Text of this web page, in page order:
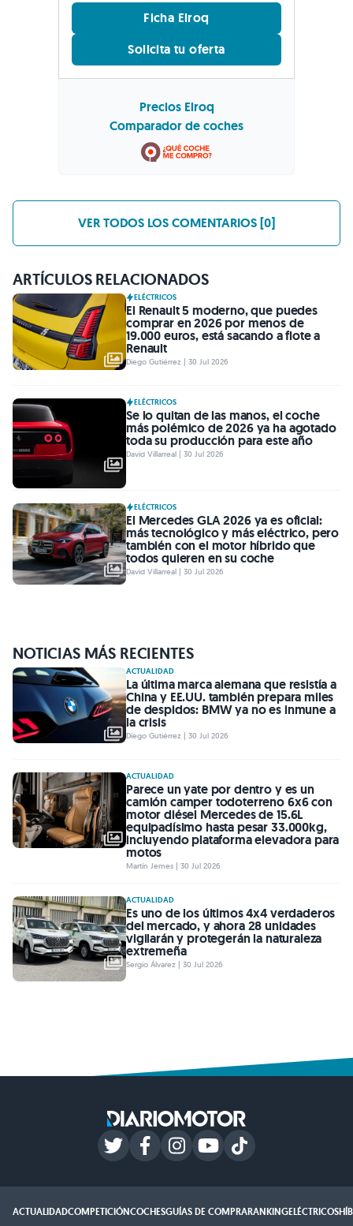
Ficha Elroq
Solicita tu oferta
Precios Elroq
Comparador de coches
VER TODOS LOS COMENTARIOS [0]
ARTÍCULOS RELACIONADOS
ELÉCTRICOS
El Renault 5 moderno, que puedes
comprar en 2026 por menos de
19.000 euros, está sacando a flote a
Renault
Diego Gutiérrez | 30 Jul 2026
ELÉCTRICOS
Se lo quitan de las manos, el coche
más polémico de 2026 ya ha agotado
toda su producción para este año
David Villarreal | 30 Jul 2026
ELÉCTRICOS
El Mercedes GLA 2026 ya es oficial:
más tecnológico y más eléctrico, pero
también con el motor híbrido que
todos quieren en su coche
David Villarreal | 30 Jul 2026
NOTICIAS MÁS RECIENTES
ACTUALIDAD
La última marca alemana que resistía a
China y EE.UU. también prepara miles
de despidos: BMW ya no es inmune a
la crisis
Diego Gutiérrez | 30 Jul 2026
ACTUALIDAD
Parece un yate por dentro y es un
camión camper todoterreno 6x6 con
motor diésel Mercedes de 15.6L
equipadísimo hasta pesar 33.000kg,
incluyendo plataforma elevadora para
motos
Martín Jemes | 30 Jul 2026
ACTUALIDAD
Es uno de los últimos 4x4 verdaderos
del mercado, y ahora 28 unidades
vigilarán y protegerán la naturaleza
extremeña
Sergio Álvarez | 30 Jul 2026
ACTUALIDADCOMPETICIÓNCOCHESGUÍAS DE COMPRARANKINGELÉCTRICOS